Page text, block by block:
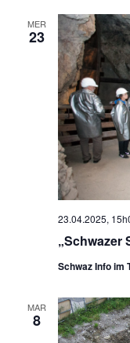
MER
23
„Schwazer
23.04.2025,
Schwaz Info im
MAR
8